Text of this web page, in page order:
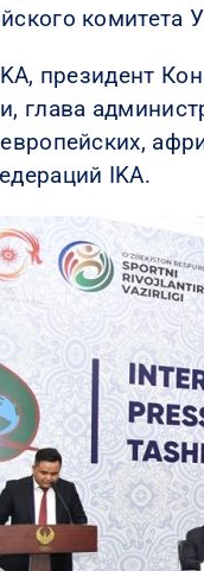
комитета
президент
глава
IKA.